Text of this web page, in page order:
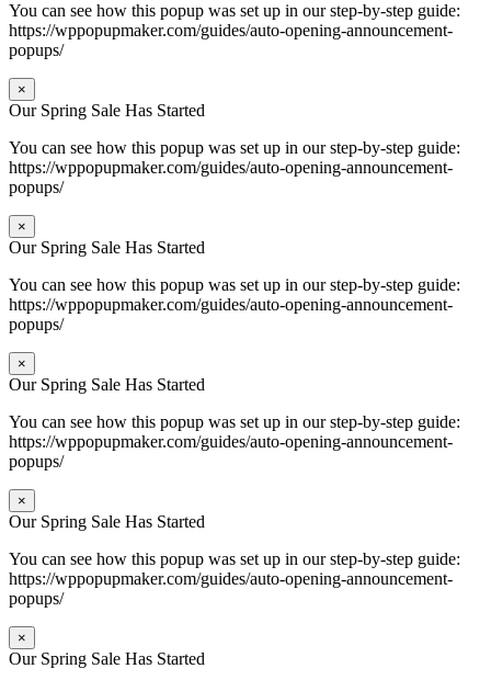
You can see how this popup was set up in our step-by-step guide:
https://wppopupmaker.com/guides/auto-opening-announcement-
popups/
×
Our Spring Sale Has Started
You can see how this popup was set up in our step-by-step guide:
https://wppopupmaker.com/guides/auto-opening-announcement-
popups/
×
Our Spring Sale Has Started
You can see how this popup was set up in our step-by-step guide:
https://wppopupmaker.com/guides/auto-opening-announcement-
popups/
×
Our Spring Sale Has Started
You can see how this popup was set up in our step-by-step guide:
https://wppopupmaker.com/guides/auto-opening-announcement-
popups/
×
Our Spring Sale Has Started
You can see how this popup was set up in our step-by-step guide:
https://wppopupmaker.com/guides/auto-opening-announcement-
popups/
×
Our Spring Sale Has Started